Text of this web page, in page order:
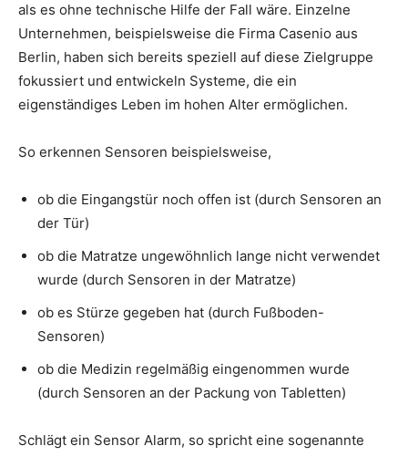
als es ohne technische Hilfe der Fall wäre. Einzelne
Unternehmen, beispielsweise die Firma Casenio aus
Berlin, haben sich bereits speziell auf diese Zielgruppe
fokussiert und entwickeln Systeme, die ein
eigenständiges Leben im hohen Alter ermöglichen.
So erkennen Sensoren beispielsweise,
ob die Eingangstür noch offen ist (durch Sensoren an
der Tür)
ob die Matratze ungewöhnlich lange nicht verwendet
wurde (durch Sensoren in der Matratze)
ob es Stürze gegeben hat (durch Fußboden-
Sensoren)
ob die Medizin regelmäßig eingenommen wurde
(durch Sensoren an der Packung von Tabletten)
Schlägt ein Sensor Alarm, so spricht eine sogenannte